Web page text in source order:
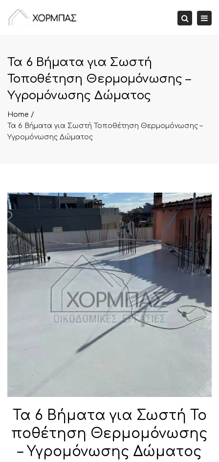
Search
Τα 6 Βήματα για Σωστή
Τοποθέτηση Θερμομόνωσης –
Υγρομόνωσης Δώματος
Home
Τα 6 Βήματα για Σωστή Τοποθέτηση Θερμομόνωσης –
Υγρομόνωσης Δώματος
Τα 6 Βήματα για Σωστή Το
ποθέτηση Θερμομόνωσης
– Υγρομόνωσης Δώματος